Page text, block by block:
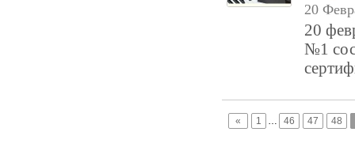
20
20
№1
« 1 … 46 47 48